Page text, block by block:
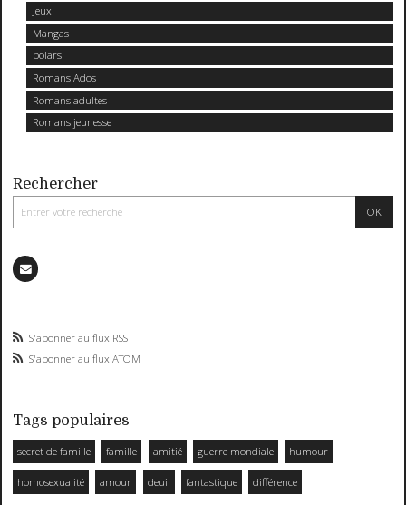
Jeux
Mangas
polars
Romans Ados
Romans adultes
Romans jeunesse
Rechercher
S'abonner au flux RSS
S'abonner au flux ATOM
Tags populaires
secret de famille famille amitié guerre mondiale humour
homosexualité amour deuil fantastique différence